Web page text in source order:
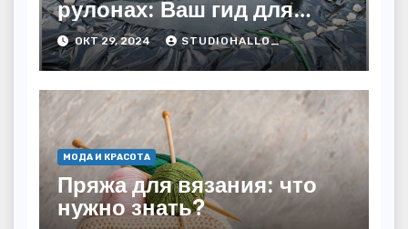
рулонах: Ваш гид для
выбора и применения
ОКТ 29, 2024 STUDIOHALLO_
МОДА И КРАСОТА
Пряжа для вязания: что
нужно знать?